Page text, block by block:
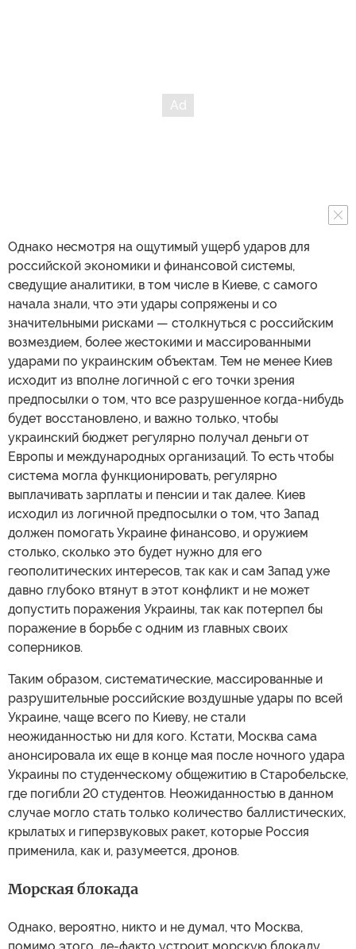
Однако несмотря на ощутимый ущерб ударов для
российской экономики и финансовой системы,
сведущие аналитики, в том числе в Киеве, с самого
начала знали, что эти удары сопряжены и со
значительными рисками — столкнуться с российским
возмездием, более жестокими и массированными
ударами по украинским объектам. Тем не менее Киев
исходит из вполне логичной с его точки зрения
предпосылки о том, что все разрушенное когда-нибудь
будет восстановлено, и важно только, чтобы
украинский бюджет регулярно получал деньги от
Европы и международных организаций. То есть чтобы
система могла функционировать, регулярно
выплачивать зарплаты и пенсии и так далее. Киев
исходил из логичной предпосылки о том, что Запад
должен помогать Украине финансово, и оружием
столько, сколько это будет нужно для его
геополитических интересов, так как и сам Запад уже
давно глубоко втянут в этот конфликт и не может
допустить поражения Украины, так как потерпел бы
поражение в борьбе с одним из главных своих
соперников.
Таким образом, систематические, массированные и
разрушительные российские воздушные удары по всей
Украине, чаще всего по Киеву, не стали
неожиданностью ни для кого. Кстати, Москва сама
анонсировала их еще в конце мая после ночного удара
Украины по студенческому общежитию в Старобельске,
где погибли 20 студентов. Неожиданностью в данном
случае могло стать только количество баллистических,
крылатых и гиперзвуковых ракет, которые Россия
применила, как и, разумеется, дронов.
Морская блокада
Однако, вероятно, никто и не думал, что Москва,